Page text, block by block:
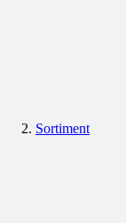
Sortiment